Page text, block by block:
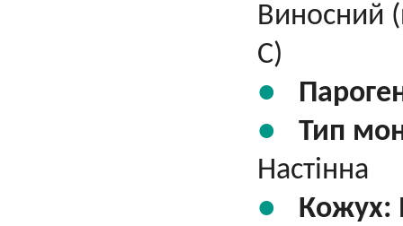
Виносний
С)
Тип
Настінна
Кожух: